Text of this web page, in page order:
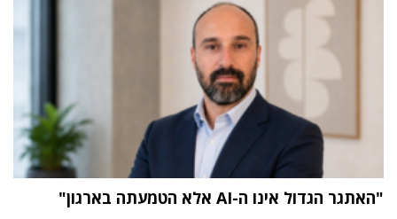
"האתגר הגדול אינו ה-AI אלא הטמעתה בארגון"